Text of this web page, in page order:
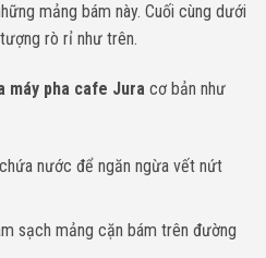
mảng bám này. Cuối cùng dưới
rò rỉ như trên.
máy pha cafe Jura cơ bản như
nước để ngăn ngừa vết nứt
sạch mảng cặn bám trên đường